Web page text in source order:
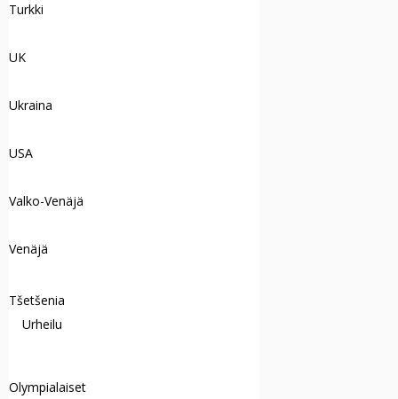
Turkki
UK
Ukraina
USA
Valko-Venäjä
Venäjä
Tšetšenia
Urheilu
Olympialaiset